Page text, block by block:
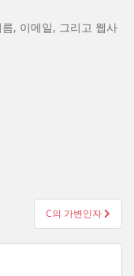
, 이메일, 그리고 웹사
C의 가변인자